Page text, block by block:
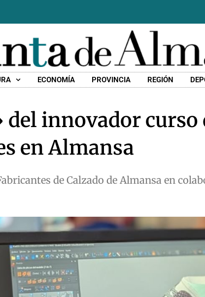
ECONOMÍA PROVINCIA REGIÓN
innovador curso
en Almansa
de Calzado de Almansa en